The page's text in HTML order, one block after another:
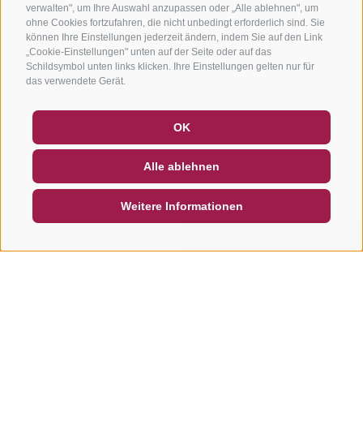
verwalten", um Ihre Auswahl anzupassen oder „Alle ablehnen", um
ohne Cookies fortzufahren, die nicht unbedingt erforderlich sind. Sie
können Ihre Einstellungen jederzeit ändern, indem Sie auf den Link
„Cookie-Einstellungen" unten auf der Seite oder auf das
Schildsymbol unten links klicken. Ihre Einstellungen gelten nur für
das verwendete Gerät.
OK
Alle ablehnen
Weitere Informationen
NEWSLETTER
SOCIAL WALL WETTER